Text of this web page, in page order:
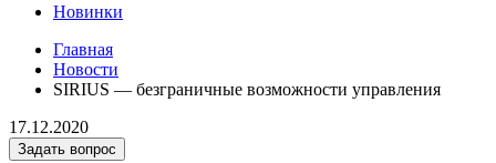
Новинки
Главная
Новости
SIRIUS — безграничные возможности управления
17.12.2020
Задать вопрос